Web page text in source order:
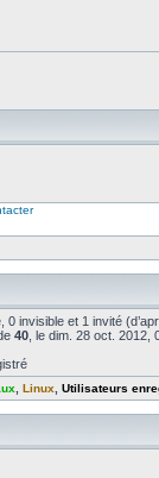
0 invisible et 1 invité
40 , le dim. 28 oct. 2012,
Linux Utilisateurs